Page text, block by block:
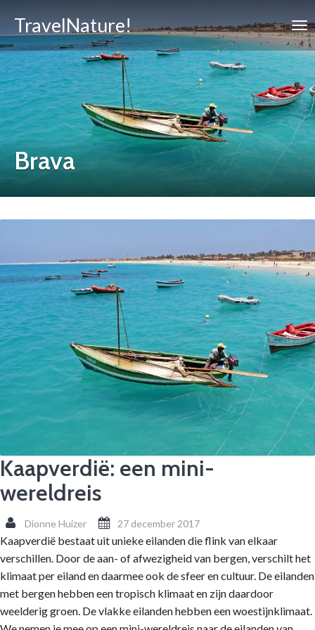
TravelNature!
Brava
Kaapverdië: een mini-
wereldreis
Dionne Huizer 27 december 2017
Kaapverdië bestaat uit unieke eilanden die flink van elkaar
verschillen. Door de aan- of afwezigheid van bergen, verschilt het
klimaat per eiland en daarmee ook de sfeer en cultuur. De eilanden
met bergen hebben een tropisch klimaat en zijn daardoor
weelderig groen. De vlakke eilanden hebben een woestijnklimaat.